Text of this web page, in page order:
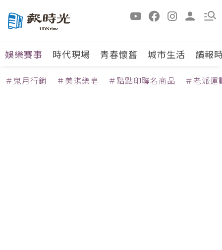
娛樂賽事 時代現場 青春懷舊 城市生活 讀報
＃鬼月行銷 ＃美琪樂皂 ＃點點印聯名商品 ＃老派運